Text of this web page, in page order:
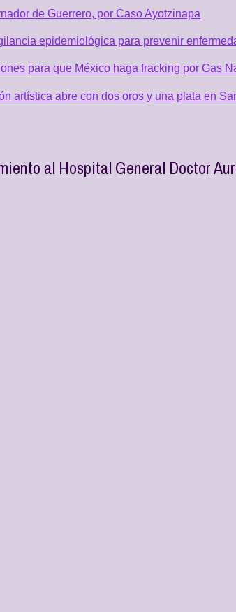
de Guerrero, por Caso Ayotzinapa
epidemiológica para prevenir
para que México haga fracking por Gas
artística abre con dos oros y una plata en
al Hospital General Doctor